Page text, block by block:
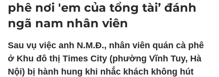
phê nơi 'em của tổng tài’ đánh
ngã nam nhân viên
Sau vụ việc anh N.M.Đ., nhân viên quán cà phê
ở Khu đô thị Times City (phường Vĩnh Tuy, Hà
Nội) bị hành hung khi nhắc khách không hút